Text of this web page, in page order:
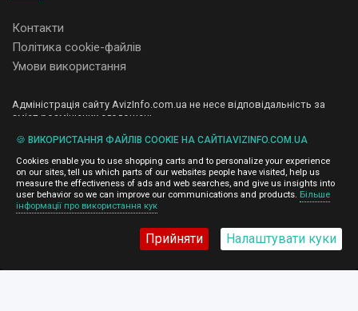
Контакти
Політика cookie-файлів
Умови використання
Адміністрація сайту AvizInfo.com.ua не несе відповідальність за
зміст розміщених оголошень.
і не продаємо особисту інформацію зареєстрованих користувачів
AvizInfo.com.ua третім особам. Ми не відповідаємо за правила
конфіденційності сайтів на які посилається AvizInfo.com.ua. На
деяких сторінках нашого сайту представлена реклама Google
Adsense Advertising Network. Щоб дізнатися детальніше про
правила конфіденційності Google
🍪 ВИКОРИСТАННЯ ФАЙЛІВ COOKIE НА САЙТІAVIZINFO.COM.UA
Cookies enable you to use shopping carts and to personalize your experience
on our sites, tell us which parts of our websites people have visited, help us
measure the effectiveness of ads and web searches, and give us insights into
user behavior so we can improve our communications and products. Більше
інформації про використання кук
Прийняти Налаштувати куки